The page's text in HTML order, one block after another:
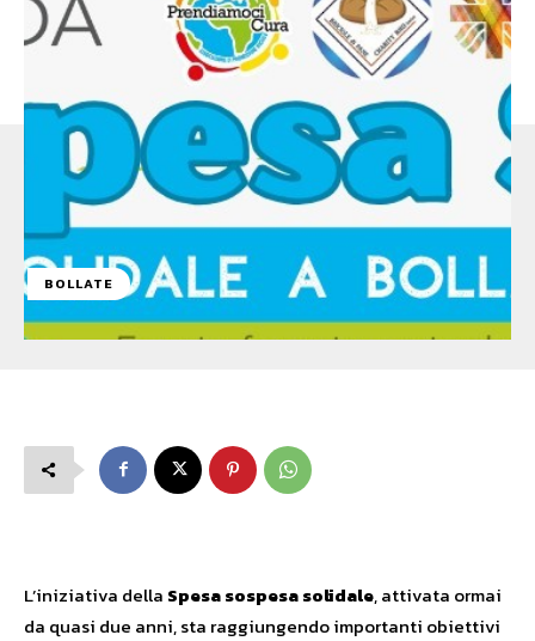
BOLLATE
L’iniziativa della Spesa sospesa solidale, attivata ormai
da quasi due anni, sta raggiungendo importanti obiettivi